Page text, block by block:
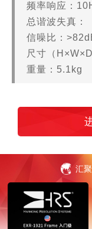
频率响应：
总谐波失真：
信噪比：
尺寸（
重量：5.1kg
汇